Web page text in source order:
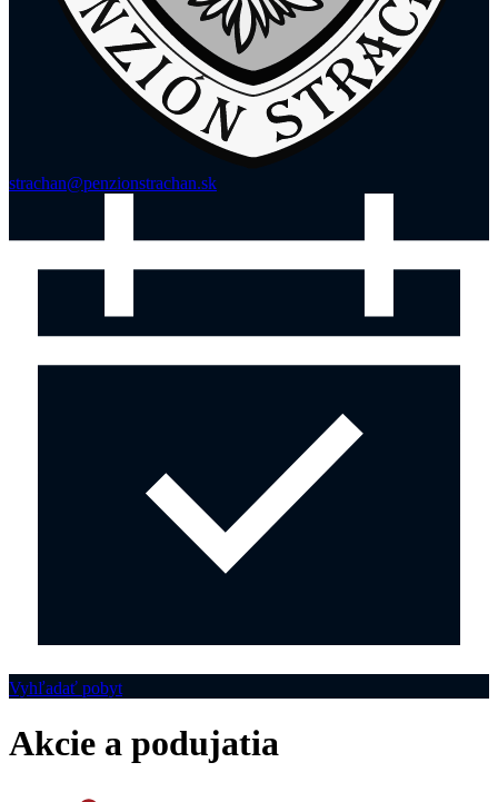
strachan@penzionstrachan.sk
Vyhľadať pobyt
Akcie a podujatia